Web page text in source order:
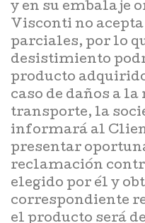
y en su embalaje
Visconti no
parciales, por lo
desistimiento
producto
caso de daños a
transporte, la
informará al
presentar
reclamación
elegido por él y
correspondiente
el producto será